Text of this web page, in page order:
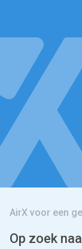
AirX voor een
Op zoek